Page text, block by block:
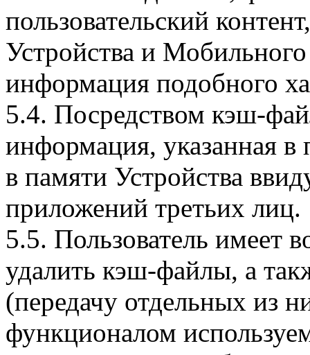
пользовательский
Устройства и
информация подобного
5.4. Посредством кэш-
информация, указанная в
в памяти Устройства
приложений третьих лиц.
5.5. Пользователь имеет
удалить кэш-файлы, а
(передачу отдельных из
функционалом